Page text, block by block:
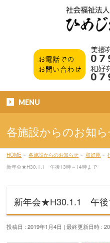
MENU
各施設からのお知
HOME » 各施設からのお知らせ » 和好苑 »
新年会★H30.1.1 午後13時～14時まで
新年会★H30.1.1 午後
投稿日 : 2019年1月4日 最終更新日時 :